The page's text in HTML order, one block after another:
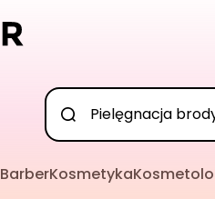
BarberKosmetyka